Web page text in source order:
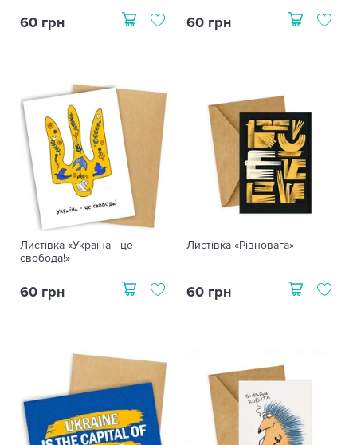
60 грн 60 грн
Листівка «Україна - це
свобода!»
60 грн
Листівка «Рівновага»
60 грн